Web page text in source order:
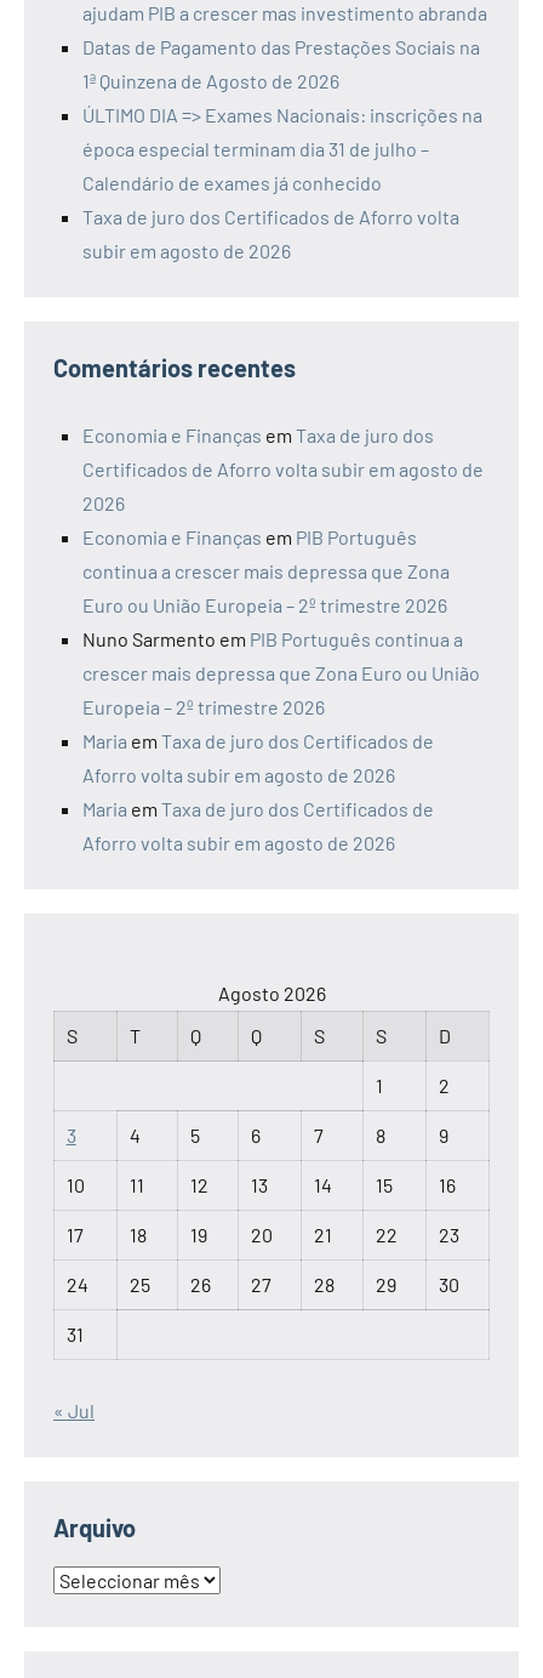
ajudam PIB a crescer mas investimento abranda
Datas de Pagamento das Prestações Sociais na
1ª Quinzena de Agosto de 2026
ÚLTIMO DIA => Exames Nacionais: inscrições na
época especial terminam dia 31 de julho –
Calendário de exames já conhecido
Taxa de juro dos Certificados de Aforro volta
subir em agosto de 2026
Comentários recentes
Economia e Finanças em Taxa de juro dos
Certificados de Aforro volta subir em agosto de
2026
Economia e Finanças em PIB Português
continua a crescer mais depressa que Zona
Euro ou União Europeia – 2º trimestre 2026
Nuno Sarmento em PIB Português continua a
crescer mais depressa que Zona Euro ou União
Europeia – 2º trimestre 2026
Maria em Taxa de juro dos Certificados de
Aforro volta subir em agosto de 2026
Maria em Taxa de juro dos Certificados de
Aforro volta subir em agosto de 2026
Agosto 2026
S
T Q Q S S D
1 2
3 4 5 6 7 8 9
10 11 12 13 14 15 16
17 18 19 20 21 22 23
24 25 26 27 28 29 30
31
« Jul
Arquivo
Arquivo